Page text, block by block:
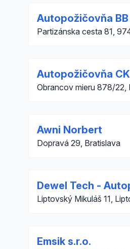
Autopožičovňa BB
Partizánska cesta 81,
Autopožičovňa
Obrancov mieru 878/22,
Awni Norbert
Dopravá 29, Bratislava
Dewel Tech -
Liptovský Mikuláš 11,
Emsik s.r.o.